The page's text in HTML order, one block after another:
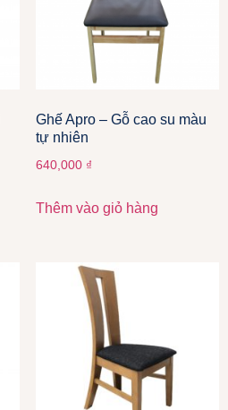
Ghế Apro – Gỗ cao su màu
tự nhiên
640,000 ₫
Thêm vào giỏ hàng